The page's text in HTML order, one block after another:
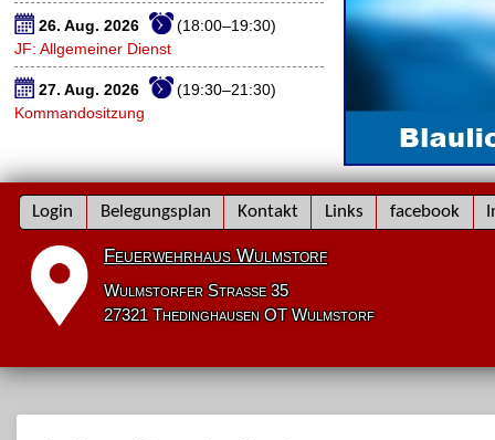
26. Aug. 2026
(18:00–19:30)
JF: Allgemeiner Dienst
27. Aug. 2026
(19:30–21:30)
Kommandositzung
Navigation
überspringen
Login Belegungsplan Kontakt Links facebook
Feuerwehrhaus Wulmstorf
Wulmstorfer Straße 35
27321 Thedinghausen OT Wulmstorf